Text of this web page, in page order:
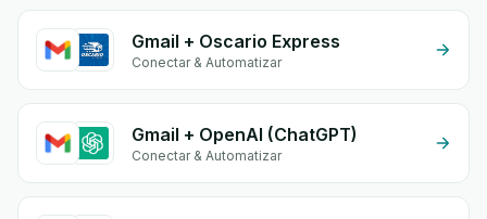
Gmail + Oscario Express
Conectar & Automatizar
Gmail + OpenAI (ChatGPT)
Conectar & Automatizar